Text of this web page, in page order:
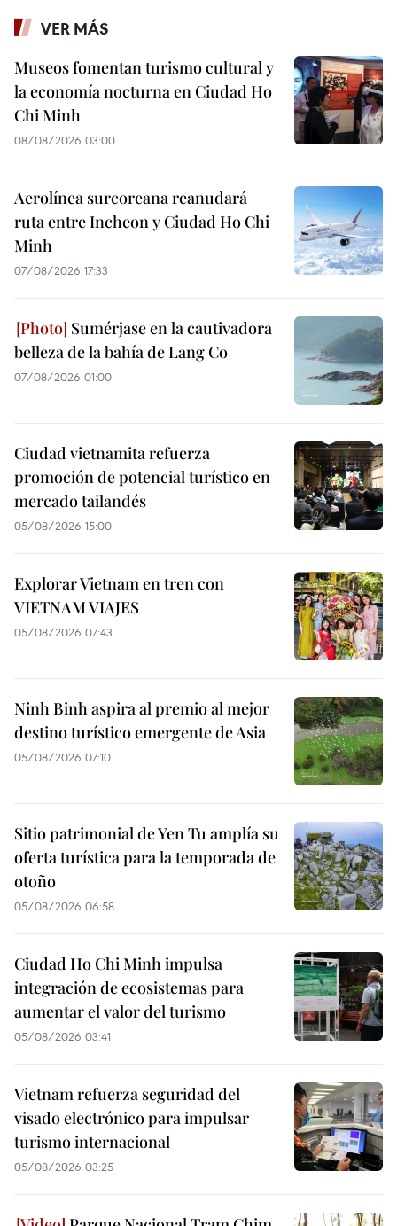
VER MÁS
Museos fomentan turismo cultural y
la economía nocturna en Ciudad Ho
Chi Minh
08/08/2026 03:00
Aerolínea surcoreana reanudará
ruta entre Incheon y Ciudad Ho Chi
Minh
07/08/2026 17:33
Sumérjase en la cautivadora
belleza de la bahía de Lang Co
07/08/2026 01:00
Ciudad vietnamita refuerza
promoción de potencial turístico en
mercado tailandés
05/08/2026 15:00
Explorar Vietnam en tren con
VIETNAM VIAJES
05/08/2026 07:43
Ninh Binh aspira al premio al mejor
destino turístico emergente de Asia
05/08/2026 07:10
Sitio patrimonial de Yen Tu amplía su
oferta turística para la temporada de
otoño
05/08/2026 06:58
Ciudad Ho Chi Minh impulsa
integración de ecosistemas para
aumentar el valor del turismo
05/08/2026 03:41
Vietnam refuerza seguridad del
visado electrónico para impulsar
turismo internacional
05/08/2026 03:25